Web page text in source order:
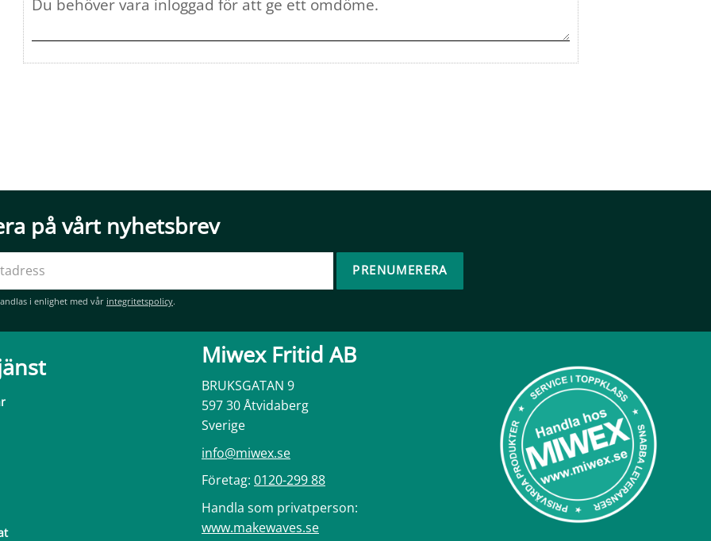
på vårt nyhetsbrev
PRENUMERERA
i enlighet med vår integritetspolicy.
Miwex Fritid AB
BRUKSGATAN 9
597 30 Åtvidaberg
Sverige
info@miwex.se
Företag: 0120-299 88
Handla som privatperson:
www.makewaves.se